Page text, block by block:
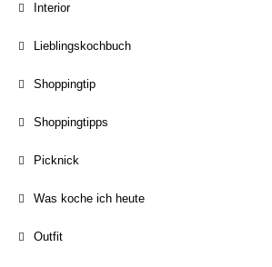
Interior
Lieblingskochbuch
Shoppingtip
Shoppingtipps
Picknick
Was koche ich heute
Outfit